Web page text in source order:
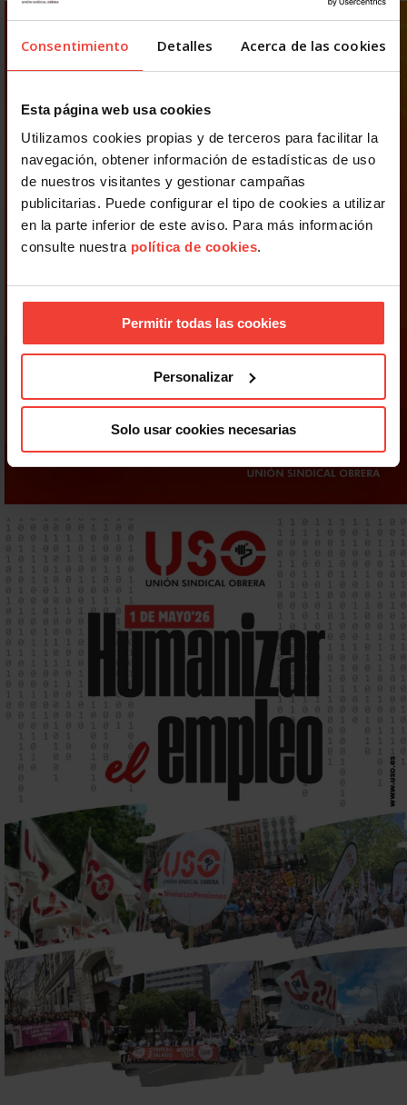
Consentimiento Detalles Acerca de las cookies
Esta página web usa cookies
Utilizamos cookies propias y de terceros para facilitar la
navegación, obtener información de estadísticas de uso
de nuestros visitantes y gestionar campañas
publicitarias. Puede configurar el tipo de cookies a utilizar
en la parte inferior de este aviso. Para más información
consulte nuestra política de cookies.
Permitir todas las cookies
Personalizar
Solo usar cookies necesarias